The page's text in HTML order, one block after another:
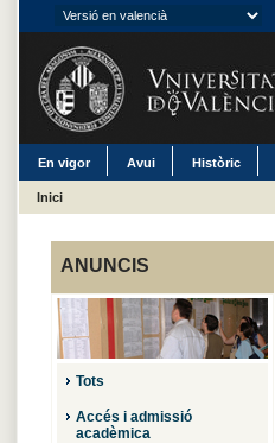
En vigor Avui Històric
Inici
ANUNCIS
Tots
Accés i admissió
acadèmica